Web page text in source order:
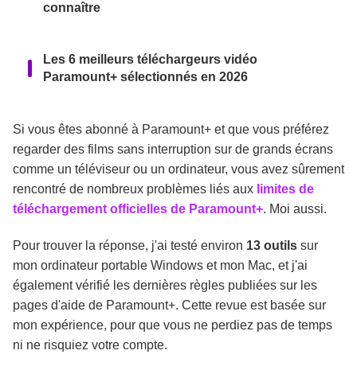
connaître
Les 6 meilleurs téléchargeurs vidéo
Paramount+ sélectionnés en 2026
Conformité et risques : Avant d'utiliser des
outils tiers
FAQ
Conclusion
Si vous êtes abonné à Paramount+ et que vous préférez
regarder des films sans interruption sur de grands écrans
comme un téléviseur ou un ordinateur, vous avez sûrement
rencontré de nombreux problèmes liés aux limites de
téléchargement officielles de Paramount+. Moi aussi.
Pour trouver la réponse, j'ai testé environ 13 outils sur
mon ordinateur portable Windows et mon Mac, et j'ai
également vérifié les dernières règles publiées sur les
pages d'aide de Paramount+. Cette revue est basée sur
mon expérience, pour que vous ne perdiez pas de temps
ni ne risquiez votre compte.